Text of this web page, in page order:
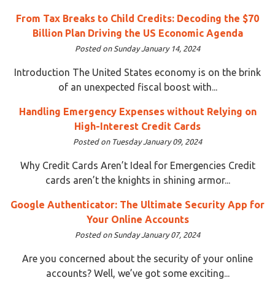
From Tax Breaks to Child Credits: Decoding the $70
Billion Plan Driving the US Economic Agenda
Posted on Sunday January 14, 2024
Introduction The United States economy is on the brink
of an unexpected fiscal boost with...
Handling Emergency Expenses without Relying on
High-Interest Credit Cards
Posted on Tuesday January 09, 2024
Why Credit Cards Aren’t Ideal for Emergencies Credit
cards aren’t the knights in shining armor...
Google Authenticator: The Ultimate Security App for
Your Online Accounts
Posted on Sunday January 07, 2024
Are you concerned about the security of your online
accounts? Well, we’ve got some exciting...